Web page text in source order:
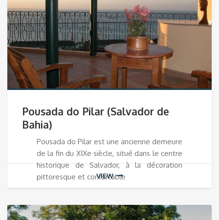
Pousada do Pilar (Salvador de
Bahia)
Pousada do Pilar est une ancienne demeure
de la fin du XIXe siècle, situé dans le centre
historique de Salvador, à la décoration
pittoresque et confortable
VIEW